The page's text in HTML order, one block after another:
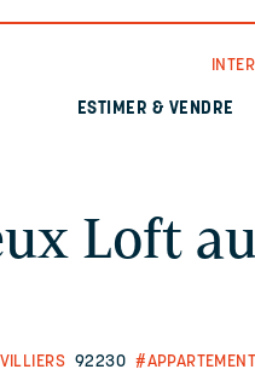
ESTIMER & VENDRE
Loft
92230